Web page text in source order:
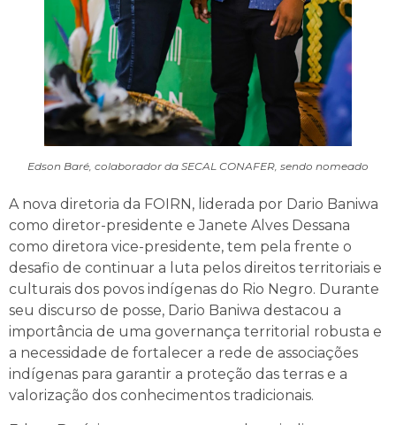
Edson Baré, colaborador da SECAL CONAFER, sendo nomeado
A nova diretoria da FOIRN, liderada por Dario Baniwa
como diretor-presidente e Janete Alves Dessana
como diretora vice-presidente, tem pela frente o
desafio de continuar a luta pelos direitos territoriais e
culturais dos povos indígenas do Rio Negro. Durante
seu discurso de posse, Dario Baniwa destacou a
importância de uma governança territorial robusta e
a necessidade de fortalecer a rede de associações
indígenas para garantir a proteção das terras e a
valorização dos conhecimentos tradicionais.